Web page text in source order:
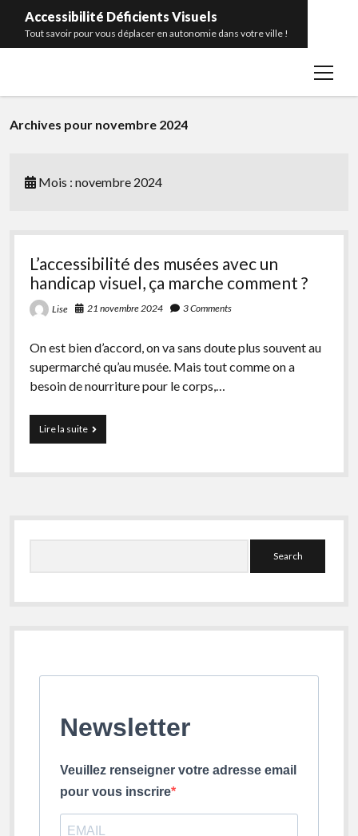
Accessibilité Déficients Visuels
Tout savoir pour vous déplacer en autonomie dans votre ville !
open
Portrait
menu
Bâtiments publics
Balises sonores
Bandes d’éveil de vigilance
Non classé
Bandes de guidage
Feux sonores
Archives pour novembre 2024
Mois :novembre 2024
L’accessibilité des musées avec un
handicap visuel, ça marche comment ?
Lise 21 novembre 2024 3 Comments
On est bien d’accord, on va sans doute plus souvent au
supermarché qu’au musée. Mais tout comme on a
besoin de nourriture pour le corps,…
Lire la suiteL’accessibilité
des
avec
marche
Sidebar
Newsletter
Veuillez renseigner votre adresse email
pour vous inscrire